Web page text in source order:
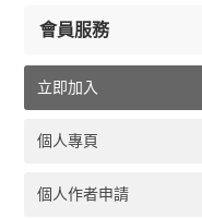
會員服務
立即加入
個人專頁
個人作者申請